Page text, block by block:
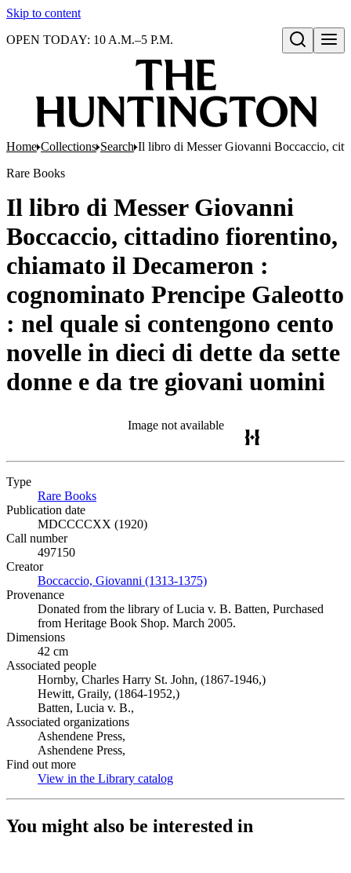
Skip to content
Open search
OPEN TODAY: 10 A.M.–5 P.M.
Home Collections Search Il libro di Messer Giovanni Boccaccio,
Rare Books
Il libro di Messer Giovanni
Boccaccio, cittadino fiorentino,
chiamato il Decameron :
cognominato Prencipe Galeotto
: nel quale si contengono cento
novelle in dieci di dette da sette
donne e da tre giovani uomini
Image not available
Type
Rare Books
Publication date
MDCCCCXX (1920)
Call number
497150
Creator
Boccaccio, Giovanni (1313-1375)
Provenance
Donated from the library of Lucia v. B. Batten, Purchased
from Heritage Book Shop. March 2005.
Dimensions
42 cm
Associated people
Hornby, Charles Harry St. John, (1867-1946,)
Hewitt, Graily, (1864-1952,)
Batten, Lucia v. B.,
Associated organizations
Ashendene Press,
Ashendene Press,
Find out more
View in the Library catalog
You might also be interested in